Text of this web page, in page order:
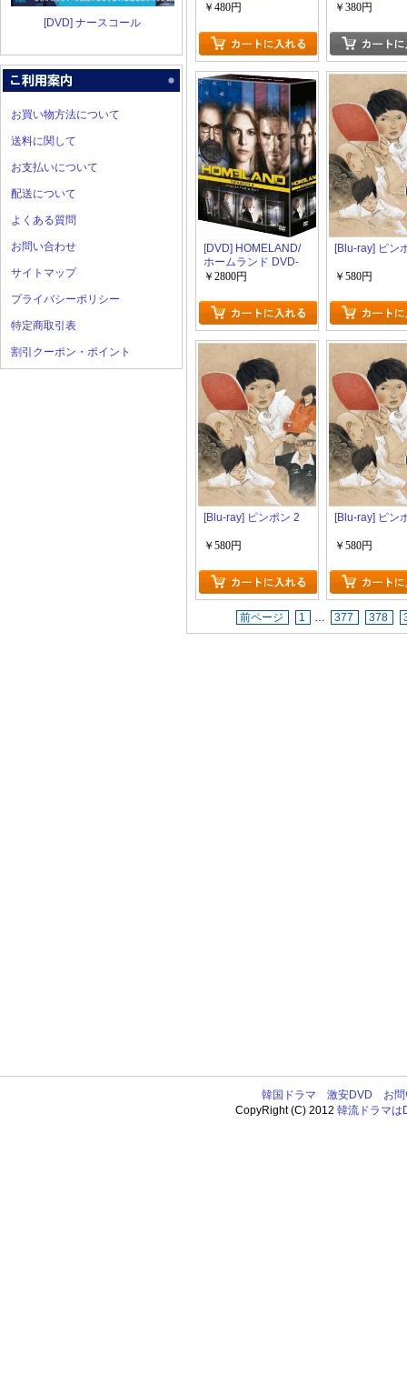
[DVD] ナースコール
お買い物方法について
送料に関して
お支払いについて
配送について
よくある質問
お問い合わせ
サイトマップ
プライバシーポリシー
特定商取引表
割引クーポン・ポイント
￥480円
￥380円
[DVD] HOMELAND/
ホームランド DVD-
BOX シーズン 3
￥2800円
[Blu-ray] ピン
￥580円
[Blu-ray] ピンポン 2
￥580円
[Blu-ray] ピン
￥580円
前ページ 1 … 377 378
韓国ドラマ 激安DVD
お
CopyRight (C) 2012韓流ドラマは